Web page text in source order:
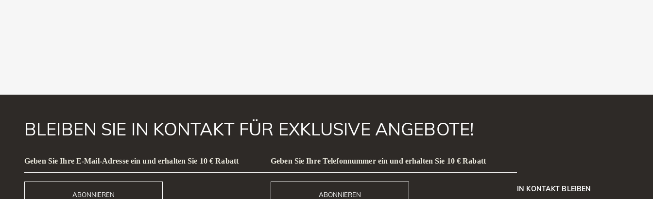
BLEIBEN SIE IN KONTAKT FÜR EXKLUSIVE ANGEBOTE!
Geben Sie Ihre E-Mail-Adresse ein und erhalten Sie 10 € Rabatt
ABONNIEREN
Geben Sie Ihre Telefonnummer ein und erhalten Sie 10 € Rabatt
ABONNIEREN
IN KONTAKT BLEIBEN